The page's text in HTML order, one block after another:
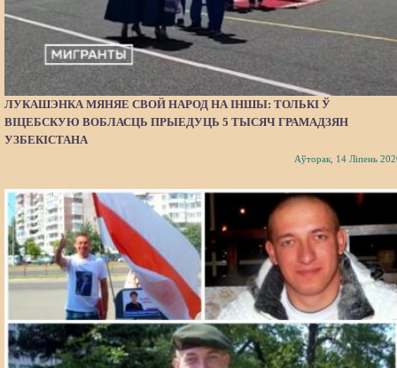
ЛУКАШЭНКА МЯНЯЕ СВОЙ НАРОД НА ІНШЫ: ТОЛЬКІ Ў
ВІЦЕБСКУЮ ВОБЛАСЦЬ ПРЫЕДУЦЬ 5 ТЫСЯЧ ГРАМАДЗЯН
УЗБЕКІСТАНА
Аўторак, 14 Ліпень